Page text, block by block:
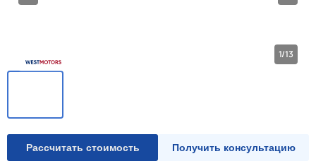
1/13
Рассчитать стоимость Получить консультацию